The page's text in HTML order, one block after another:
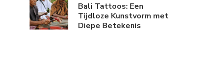
Bali Tattoos: Een
Tijdloze Kunstvorm met
Diepe Betekenis